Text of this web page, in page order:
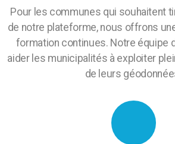
Pour les communes qui souhaitent
de notre plateforme, nous offrons
formation continues. Notre équipe
aider les municipalités à exploiter
de leurs